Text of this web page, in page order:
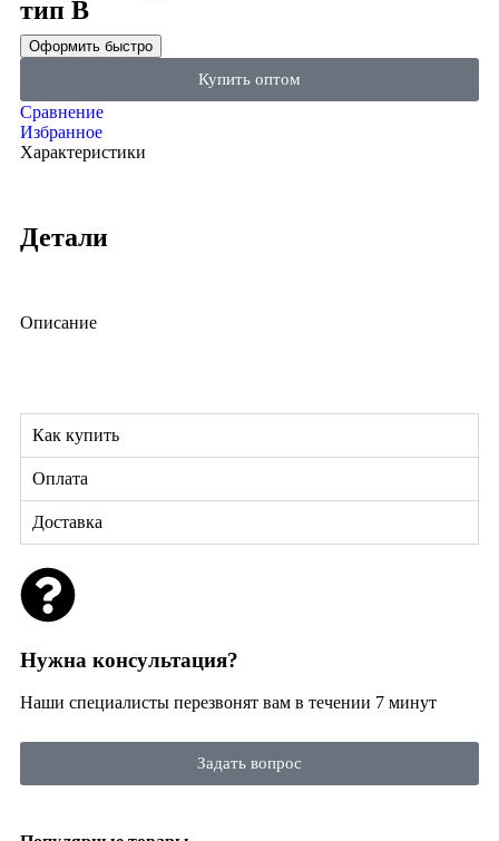
тип B
Оформить быстро
Купить оптом
Сравнение
Избранное
Характеристики
Детали
Описание
Как купить
Оплата
Доставка
Нужна консультация?
Наши специалисты перезвонят вам в течении 7 минут
Задать вопрос